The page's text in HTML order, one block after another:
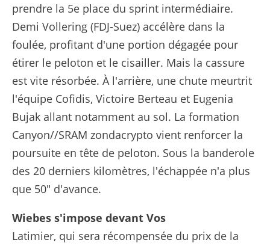
prendre la 5e place du sprint intermédiaire.
Demi Vollering (FDJ-Suez) accélère dans la
foulée, profitant d'une portion dégagée pour
étirer le peloton et le cisailler. Mais la cassure
est vite résorbée. À l'arrière, une chute meurtrit
l'équipe Cofidis, Victoire Berteau et Eugenia
Bujak allant notamment au sol. La formation
Canyon//SRAM zondacrypto vient renforcer la
poursuite en tête de peloton. Sous la banderole
des 20 derniers kilomètres, l'échappée n'a plus
que 50" d'avance.
Wiebes s'impose devant Vos
Latimier, qui sera récompensée du prix de la